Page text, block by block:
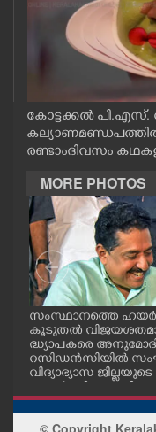
CASE DIARY
CINEMA
OPINION
PHOTOS
LIFESTYLE
SPIRITUAL
INFO+
കോട്ടക്കൽ പി.എസ‌്.
രണ്ടാംദിവസം
MORE PHOTOS
സംസ്ഥാനത്തെ
കൂടുതൽ
ദ്ധ്യാപകരെ
റസിഡൻസിയിൽ
വിദ്യാഭ്യാസ
കുര്യാക്കോസ്
രിമിതികളെ